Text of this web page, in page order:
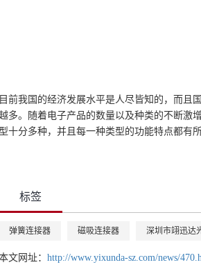
目前我国的经济发展水平是人尽皆知的，而且
多。随着电子产品的数量以及种类的不断激
型十分多种，并且每一种类型的功能特点都有
标签
弹簧连接器 磁吸连接器 深圳市翊迅达
文网址： http://www.yixunda-sz.com/news/